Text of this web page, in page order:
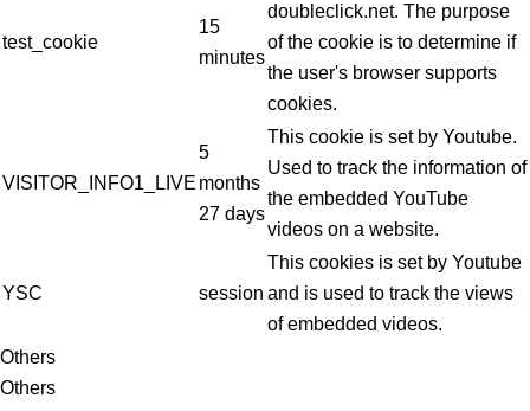
test_cookie
15
minutes
doubleclick.net. The purpose
of the cookie is to determine if
the user's browser supports
cookies.
VISITOR_INFO1_LIVE
5
months
27 days
This cookie is set by Youtube.
Used to track the information of
the embedded YouTube
videos on a website.
YSC session
This cookies is set by Youtube
and is used to track the views
of embedded videos.
Others
Others